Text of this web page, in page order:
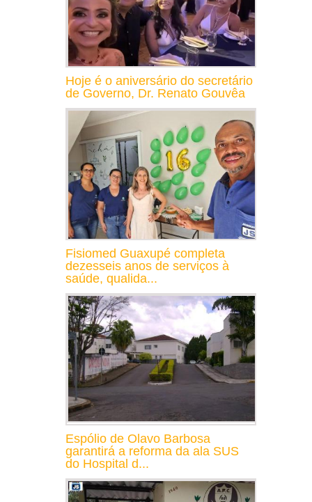
Hoje é o aniversário do secretário
de Governo, Dr. Renato Gouvêa
Fisiomed Guaxupé completa
dezesseis anos de serviços à
saúde, qualida...
Espólio de Olavo Barbosa
garantirá a reforma da ala SUS
do Hospital d...